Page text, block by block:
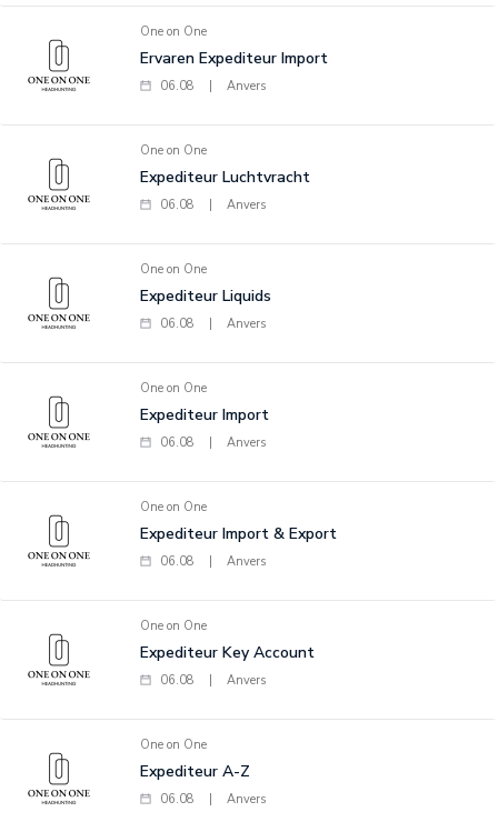
One on One
Ervaren Expediteur Import
06.08 Anvers
One on One
Expediteur Luchtvracht
06.08 Anvers
One on One
Expediteur Liquids
06.08 Anvers
One on One
Expediteur Import
06.08 Anvers
One on One
Expediteur Import & Export
06.08 Anvers
One on One
Expediteur Key Account
06.08 Anvers
One on One
Expediteur A-Z
06.08 Anvers